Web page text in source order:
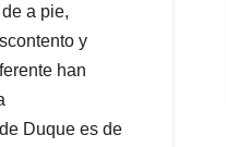
a pie,
y
han
Duque es de